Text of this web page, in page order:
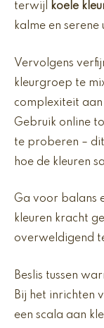
terwijl
koele
kalme en
Vervolgens
kleurgroep te
complexiteit
Gebruik online
te proberen –
hoe de kleuren
Ga voor balans
kleuren kracht
overweldigend
Beslis tussen
Bij het inrichten
een scala aan